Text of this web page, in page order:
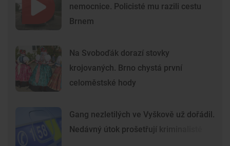
nemocnice. Policisté mu razili cestu
Brnem
Na Svoboďák dorazí stovky
krojovaných. Brno chystá první
celoměstské hody
Gang nezletilých ve Vyškově už dořádil.
Nedávný útok prošetřují kriminalisté